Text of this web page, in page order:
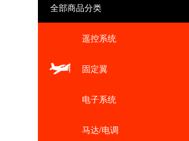
全部商品分类
遥控系统
固定翼
电子系统
马达/电调